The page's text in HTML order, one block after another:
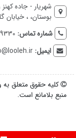
شهریار - جاده
بوستان، ، خیابان گلستان
شماره تماس:
ایمیل:
کلیه حقوق متعلق به
منبع بلامانع است.